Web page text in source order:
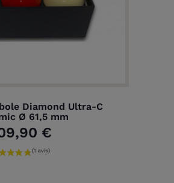
Diamond Ultra-C
Ø 61,5 mm
€